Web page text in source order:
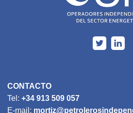
CONTACTO
Tel: +34 913 509 057
E-mail: